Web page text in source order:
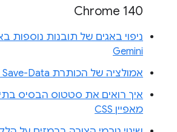
Chrome 140
ניפוי באגים של תובנות נוספות
Gemini
אמולציה של הכותרת Save-Data ב'תנאי רשת'
איך רואים את סטטוס הבסיס
מאפיין CSS